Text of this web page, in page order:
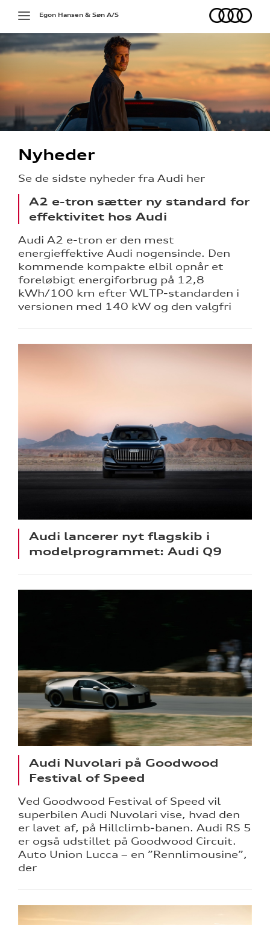
Toggle
navigation
Audi
Egon Hansen & Søn A/S
Nyheder
Se de sidste nyheder fra Audi her
A2 e-tron sætter ny standard for
effektivitet hos Audi
Audi A2 e-tron er den mest
energieffektive Audi nogensinde. Den
kommende kompakte elbil opnår et
foreløbigt energiforbrug på 12,8
kWh/100 km efter WLTP-standarden i
versionen med 140 kW og den valgfri
Audi lancerer nyt flagskib i
modelprogrammet: Audi Q9
Audi Nuvolari på Goodwood
Festival of Speed
Ved Goodwood Festival of Speed vil
superbilen Audi Nuvolari vise, hvad den
er lavet af, på Hillclimb-banen. Audi RS 5
er også udstillet på Goodwood Circuit.
Auto Union Lucca – en ”Rennlimousine”,
der